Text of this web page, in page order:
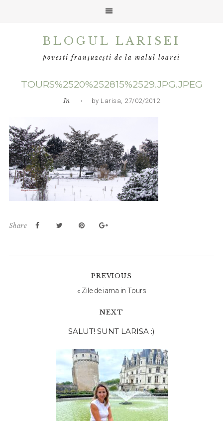
BLOGUL LARISEI
povesti franțuzești de la malul loarei
TOURS%2520%252815%2529.JPG.JPEG
In • by Larisa, 27/02/2012
Share
PREVIOUS
« Zile de iarna in Tours
NEXT
principală
SALUT! SUNT LARISA :)